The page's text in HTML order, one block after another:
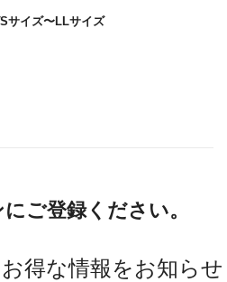
サイズ〜LLサイズ
ご登録ください。
得な情報をお知らせ